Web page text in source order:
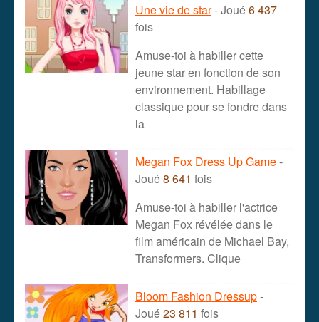
Une vie de star- Joué6 437
fois
Amuse-toi à habiller cette
jeune star en fonction de son
environnement. Habillage
classique pour se fondre dans
la
Megan Fox Dress Up Game-
Joué8 641 fois
Amuse-toi à habiller l'actrice
Megan Fox révélée dans le
film américain de Michael Bay,
Transformers. Clique
Bloom Fashion Dressup-
Joué23 811 fois